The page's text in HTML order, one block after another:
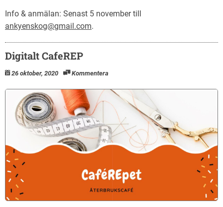
Info & anmälan: Senast 5 november till
ankyenskog@gmail.com.
Digitalt CafeREP
26 oktober, 2020 Kommentera